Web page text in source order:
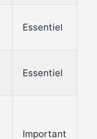
Essentiel
Essentiel
Important